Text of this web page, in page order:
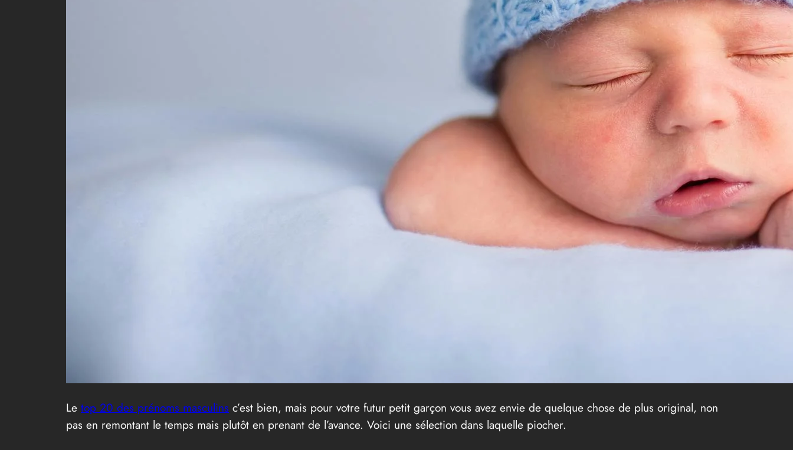
Le top 20 des prénoms masculins c’est bien, mais pour votre futur petit garçon vous avez envie de quelque chose de plus original, non
pas en remontant le temps mais plutôt en prenant de l’avance. Voici une sélection dans laquelle piocher.